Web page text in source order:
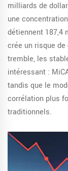
milliards de
une
détiennent 187,4
crée un risque
tremble, les
intéressant :
tandis que le
corrélation plus
traditionnels.